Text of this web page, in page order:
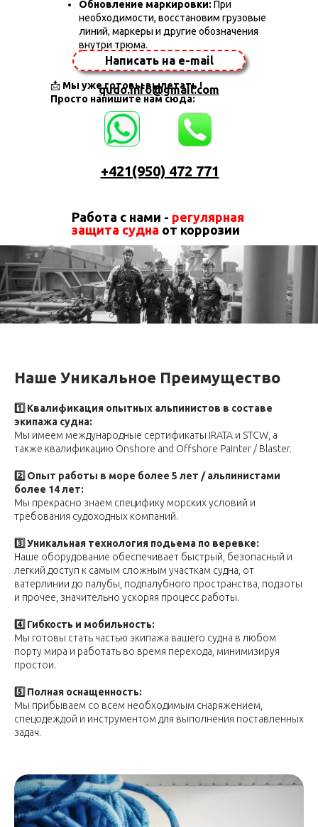
+421(950) 472 771
qudo.info@gmail.com
Обновление маркировки: При
необходимости, восстановим грузовые
линий, маркеры и другие обозначения
внутри трюма.
📩 Мы уже готовы вылетать !
Просто напишите нам сюда:
Написать на e-mail
Работа с нами - регулярная
защита судна от коррозии
Наше Уникальное Преимущество
1️⃣ Квалификация опытных альпинистов в составе
экипажа судна:
Мы имеем международные сертификаты IRATA и STCW, а
также квалификацию Onshore and Offshore Painter / Blaster.
2️⃣ Опыт работы в море более 5 лет / альпинистами
более 14 лет:
Мы прекрасно знаем специфику морских условий и
требования судоходных компаний.
3️⃣ Уникальная технология подьема по веревке:
Наше оборудование обеспечивает быстрый, безопасный и
легкий доступ к самым сложным участкам судна, от
ватерлинии до палубы, подпалубного пространства, подзоты
и прочее, значительно ускоряя процесс работы.
4️⃣ Гибкость и мобильность:
Мы готовы стать частью экипажа вашего судна в любом
порту мира и работать во время перехода, минимизируя
простои.
5️⃣ Полная оснащенность:
Мы прибываем со всем необходимым снаряжением,
спецодеждой и инструментом для выполнения поставленных
задач.